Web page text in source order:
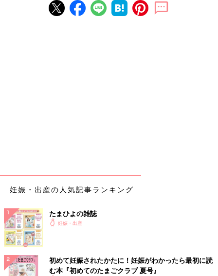
妊娠・出産の人気記事ランキング
たまひよの雑誌
妊娠・出産
初めて妊娠されたかたに！妊娠がわかったら最初に読
む本『初めてのたまごクラブ 夏号』